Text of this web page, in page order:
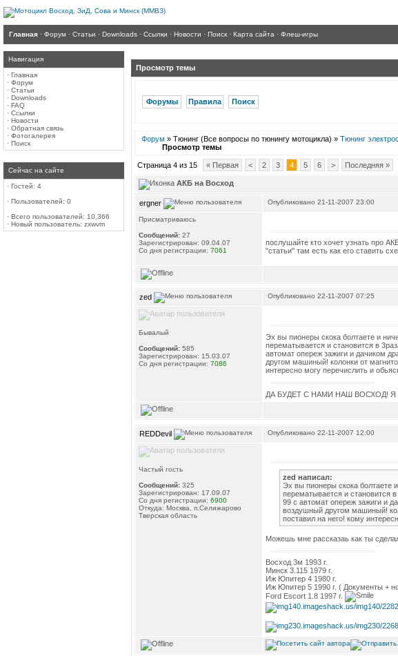
Главная · Форум · Статьи · Downloads · Ссылки · Новости · Поиск · Карта сайта · Флеш-игры
Навигация
· Главная
· Форум
· Статьи
· Downloads
· FAQ
· Ссылки
· Новости
· Обратная связь
· Фотогалерея
· Поиск
Сейчас на сайте
· Гостей: 4
· Пользователей: 0
· Всего пользователей: 10,366
· Новый пользователь: zxwvm
Просмотр темы
Форумы Правила Поиск
Форум » Тюнинг (Все вопросы по тюнингу мотоцикла) » Тюнинг
Просмотр темы
Страница 4 из 15 « Первая < 2 3 4 5 6 > Последняя »
АКБ на Восход
ergner Опубликовано 21-11-2007 23:00
Присматриваюсь
Сообщений: 27
Зарегистрирован: 09.04.07
Со дня регистрации: 7061
послушайте кто хочет узнать про
"статьи" там есть как его ставить
zed Опубликовано 22-11-2007 07:25
Бывалый
Сообщений: 585
Зарегистрирован: 15.03.07
Со дня регистрации: 7086
Эх вы пионеры скока болтаете и
перематывается и становится в
автомат опереж зажиги и дачиком
другом машиный! колонки от
интересно могу перечислить и
ДА БУДЕТ С НАМИ НАШ ВОСХОД! Я
REDDevil Опубликовано 22-11-2007 12:00
Частый гость
Сообщений: 325
Зарегистрирован: 17.09.07
Со дня регистрации: 6900
Откуда: Москва, п.Селижарово
Тверская область
zed написал:
Эх вы пионеры скока болтаете
перематывается и становится
99 с автомат опереж зажиги и
воздушный другом машиный!
поставил на него! кому
Можешь мне рассказаь как ты
Восход 3м 1993 г.
Минск 3.115 1979 г.
Иж Юпитер 4 1980 г.
Иж Юпитер 5 1990 г. ( Документы +
Ford Escort 1.8 1997 г.